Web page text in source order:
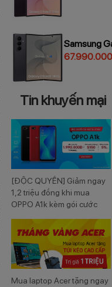
Samsung
Tin khuyến mại
[ĐỘC QUYỀN] Giảm ngay
1,2 triệu đồng khi mua
OPPO A1k kèm gói cước
Mua laptop Acer tặng ngay